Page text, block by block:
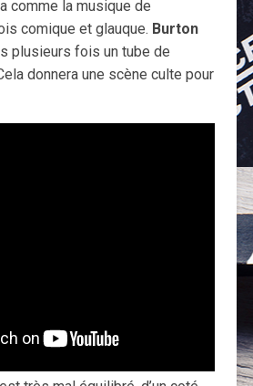
comme la musique de
comique et glauque. Burton
plusieurs fois un tube de
donnera une scène culte pour